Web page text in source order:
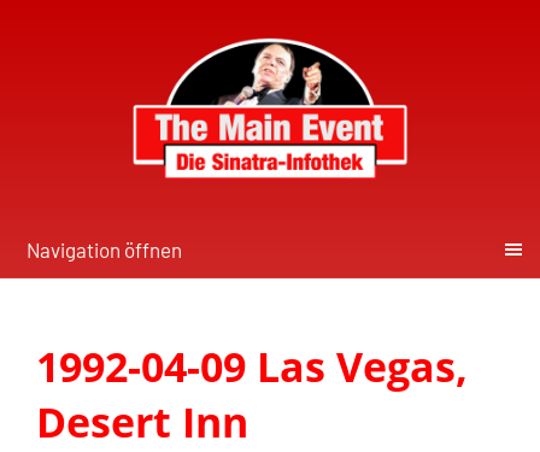
Navigation öffnen
1992-04-09 Las Vegas,
Desert Inn